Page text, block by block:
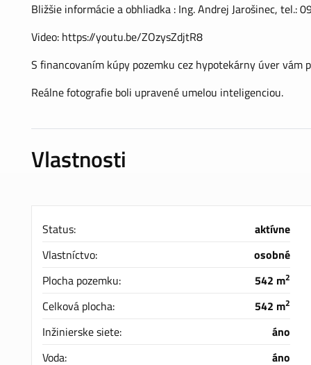
Bližšie informácie a obhliadka : Ing. Andrej Jarošinec, tel.:
Video: https://youtu.be/ZOzysZdjtR8
S financovaním kúpy pozemku cez hypotekárny úver vám
Reálne fotografie boli upravené umelou inteligenciou.
Vlastnosti
Status:
aktívne
Vlastníctvo:
osobné
Plocha pozemku:
542 m2
Celková plocha: 542 m2
Inžinierske siete:
áno
Voda:
áno